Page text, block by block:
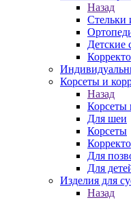
Назад
Стельки
Детские
Корсеты и
Назад
Корсеты
Для шеи
Корсеты
Для
Для
Изделия для
Назад